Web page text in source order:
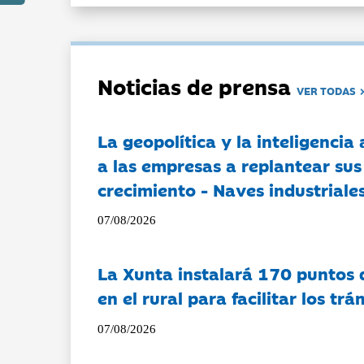
Noticias de prensaVER TODAS
La geopolítica y la
a las empresas a replantear
crecimiento - Naves
07/08/2026
La Xunta instalará 170 puntos
en el rural para facilitar los
07/08/2026